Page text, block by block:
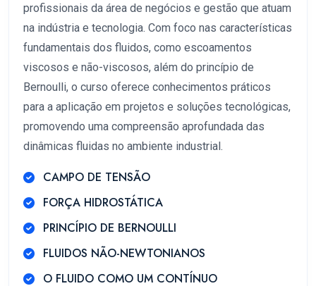
profissionais da área de negócios e gestão que atuam
na indústria e tecnologia. Com foco nas características
fundamentais dos fluidos, como escoamentos
viscosos e não-viscosos, além do princípio de
Bernoulli, o curso oferece conhecimentos práticos
para a aplicação em projetos e soluções tecnológicas,
promovendo uma compreensão aprofundada das
dinâmicas fluidas no ambiente industrial.
CAMPO DE TENSÃO
FORÇA HIDROSTÁTICA
PRINCÍPIO DE BERNOULLI
FLUIDOS NÃO-NEWTONIANOS
O FLUIDO COMO UM CONTÍNUO